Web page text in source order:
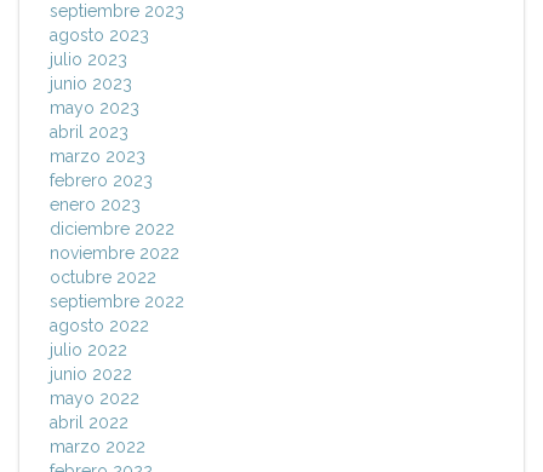
septiembre 2023
agosto 2023
julio 2023
junio 2023
mayo 2023
abril 2023
marzo 2023
febrero 2023
enero 2023
diciembre 2022
noviembre 2022
octubre 2022
septiembre 2022
agosto 2022
julio 2022
junio 2022
mayo 2022
abril 2022
marzo 2022